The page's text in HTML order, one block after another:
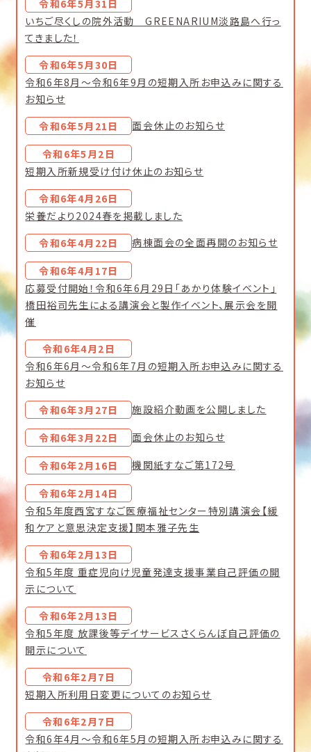
令和6年5月31日
いちご尽くしの院外活動 GREENARIUM淡路島へ行っ
てきました！
令和6年5月30日
令和6年8月～令和6年9月の短期入所お申込みに関する
お知らせ
令和6年5月21日
面会休止のお知らせ
令和6年5月2日
短期入所新規受け付け休止のお知らせ
令和6年4月26日
栄養だより2024春を掲載しました
令和6年4月22日
病棟面会の全面再開のお知らせ
令和6年4月17日
応募受付開始！令和6年6月29日「あかり体験イベント」
橋田裕司先生による講演会と製作イベント、展示会を開
催
令和6年4月2日
令和6年6月～令和6年7月の短期入所お申込みに関する
お知らせ
令和6年3月27日
施設紹介動画を公開しました
令和6年3月22日 面会休止のお知らせ
令和6年2月16日 機関紙すなご第172号
令和6年2月14日
令和5年度西宮すなご医療福祉センター特別講演会【緩
和ケアと意思決定支援】関本雅子先生
令和6年2月13日
令和5年度 重症児向け児童発達支援事業自己評価の開
示について
令和6年2月13日
令和5年度 放課後等デイサービスさくらんぼ自己評価の
開示について
令和6年2月7日
短期入所利用日変更についてのお知らせ
令和6年2月7日
令和6年4月～令和6年5月の短期入所お申込みに関する